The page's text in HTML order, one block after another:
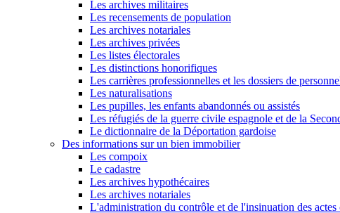
Les archives militaires
Les recensements de population
Les archives notariales
Les archives privées
Les listes électorales
Les distinctions honorifiques
Les carrières professionnelles et les dossiers de
Les naturalisations
Les pupilles, les enfants abandonnés ou assistés
Les réfugiés de la guerre civile espagnole et de la
Le dictionnaire de la Déportation gardoise
Des informations sur un bien immobilier
Les compoix
Le cadastre
Les archives hypothécaires
Les archives notariales
L'administration du contrôle et de l'insinuation des